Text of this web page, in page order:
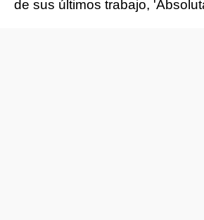
de sus últimos trabajo,